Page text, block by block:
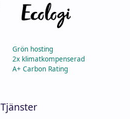
Grön hosting
2x klimatkompenserad
A+ Carbon Rating
Tjänster